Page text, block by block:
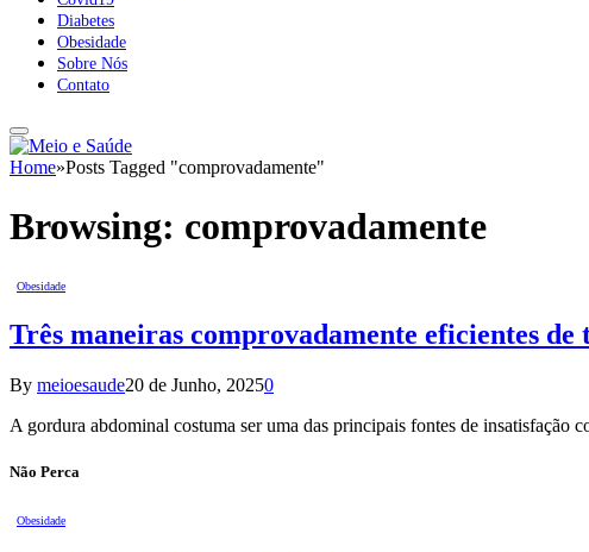
Diabetes
Obesidade
Sobre Nós
Contato
Home»Posts Tagged "comprovadamente"
Browsing: comprovadamente
Obesidade
Três maneiras comprovadamente eficientes
By meioesaude20 de Junho, 20250
A gordura abdominal costuma ser uma das principais fontes de
Não Perca
Obesidade